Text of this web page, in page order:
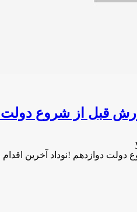
قبل از شروع دولت
دولت دوازدهم !نوداد آخرین